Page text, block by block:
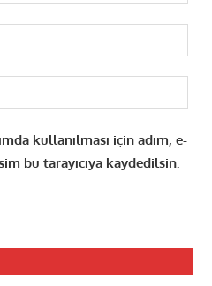
kullanılması için adım, e-
bu tarayıcıya kaydedilsin.